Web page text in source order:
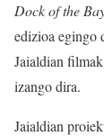
Dock of the
edizioa egingo
Jaialdian
izango dira.
Jaialdian